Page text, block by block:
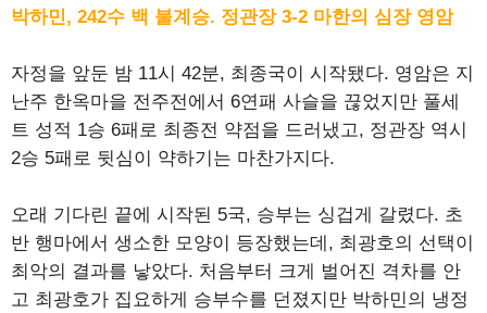
박하민, 242수 백 불계승. 정관장 3-2 마한의 심장 영암
자정을 앞둔 밤 11시 42분, 최종국이 시작됐다. 영암은 지
난주 한옥마을 전주전에서 6연패 사슬을 끊었지만 풀세
트 성적 1승 6패로 최종전 약점을 드러냈고, 정관장 역시
2승 5패로 뒷심이 약하기는 마찬가지다.
오래 기다린 끝에 시작된 5국, 승부는 싱겁게 갈렸다. 초
반 행마에서 생소한 모양이 등장했는데, 최광호의 선택이
최악의 결과를 낳았다. 처음부터 크게 벌어진 격차를 안
고 최광호가 집요하게 승부수를 던졌지만 박하민의 냉정